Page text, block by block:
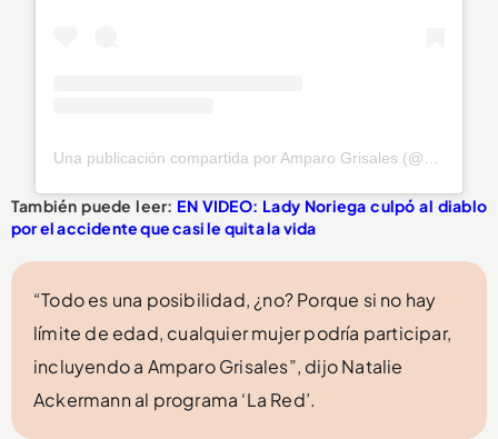
También puede leer: EN VIDEO: Lady Noriega culpó al diablo
por el accidente que casi le quita la vida
“Todo es una posibilidad, ¿no? Porque si no hay
límite de edad, cualquier mujer podría participar,
incluyendo a Amparo Grisales”, dijo Natalie
Ackermann al programa ‘La Red’.